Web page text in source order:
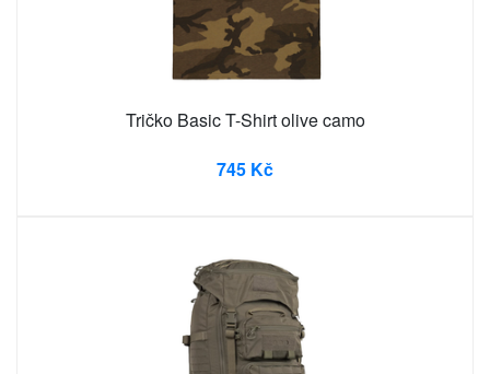
Tričko Basic T-Shirt olive camo
745 Kč